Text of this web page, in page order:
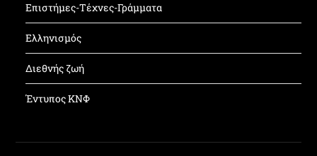
Επιστήμες-Τέχνες-Γράμματα
Ελληνισμός
Διεθνής ζωή
Έντυπος ΚΝΦ